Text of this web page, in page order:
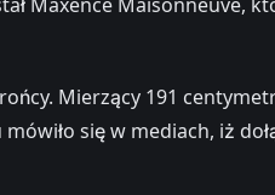
Mierzący 191
się w mediach, iż